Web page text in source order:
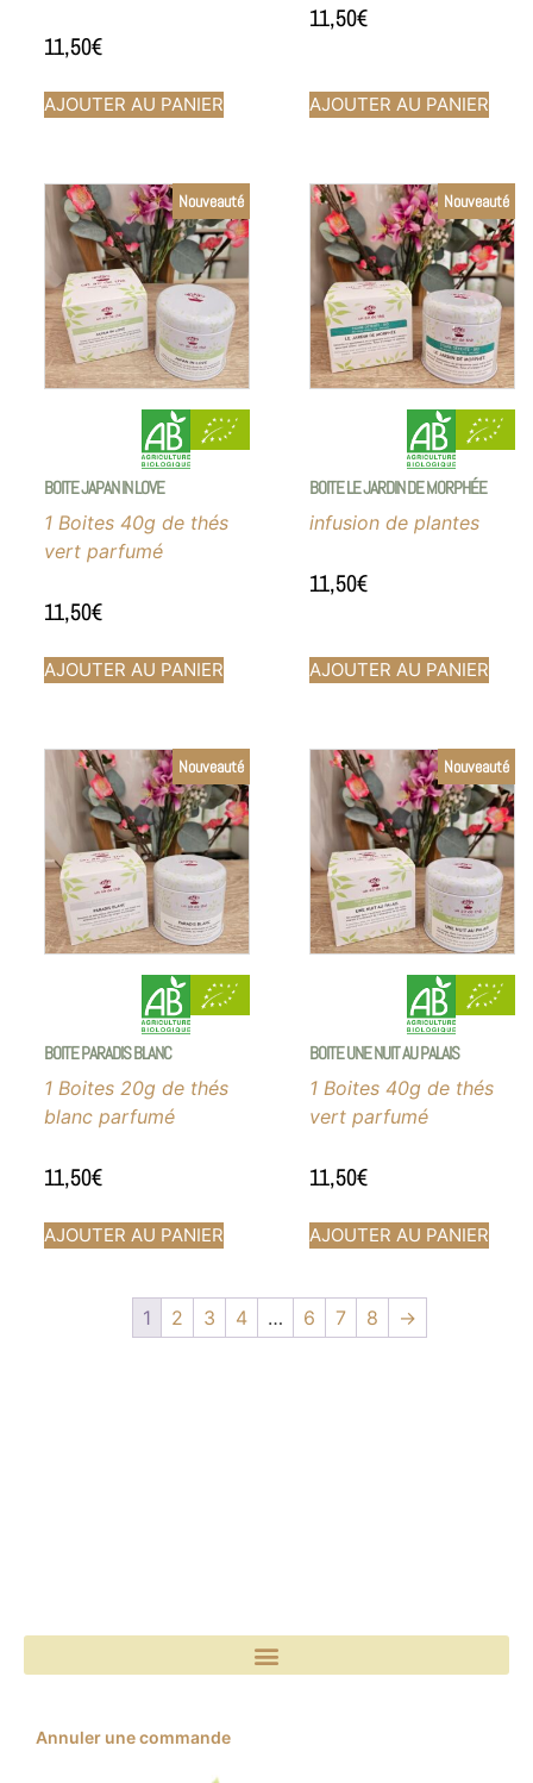
11,50€
AJOUTER AU PANIER
11,50€
AJOUTER AU PANIER
Nouveauté
BOITE JAPAN IN LOVE
1 Boites 40g de thés
vert parfumé
11,50€
AJOUTER AU PANIER
Nouveauté
BOITE LE JARDIN DE MORPHÉE
infusion de plantes
11,50€
AJOUTER AU PANIER
Nouveauté
BOITE PARADIS BLANC
1 Boites 20g de thés
blanc parfumé
11,50€
AJOUTER AU PANIER
Nouveauté
BOITE UNE NUIT AU PALAIS
1 Boites 40g de thés
vert parfumé
11,50€
AJOUTER AU PANIER
1 2 3 4 … 6 7 8 →
Annuler une commande